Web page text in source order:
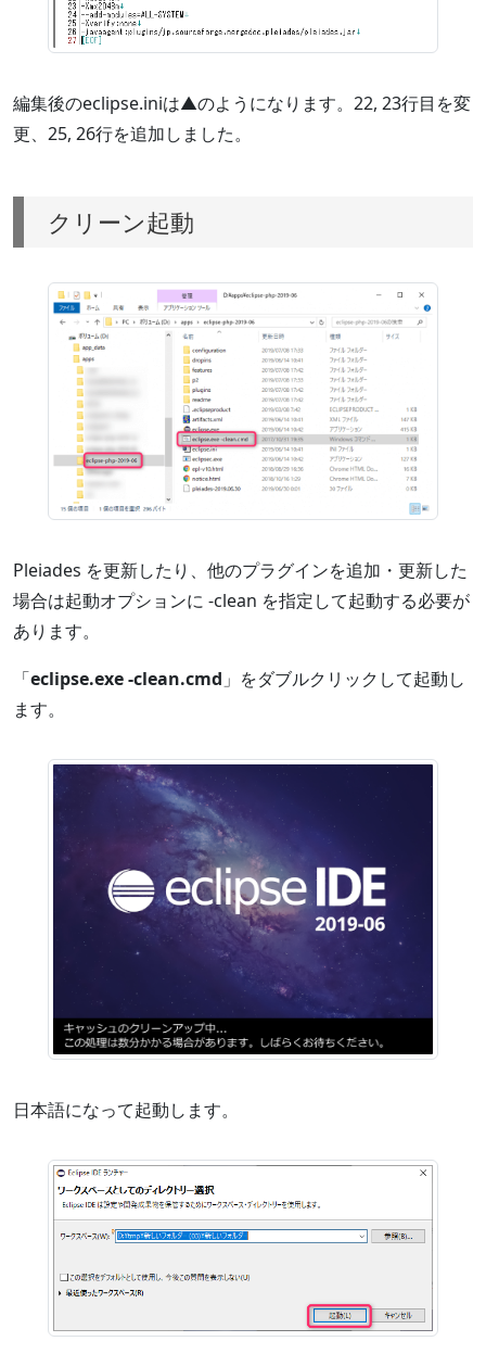
編集後のeclipse.iniは▲のようになります。22, 23行目を変
更、25, 26行を追加しました。
クリーン起動
Pleiades を更新したり、他のプラグインを追加・更新した
場合は起動オプションに -clean を指定して起動する必要が
あります。
「eclipse.exe -clean.cmd 」をダブルクリックして起動し
ます。
日本語になって起動します。